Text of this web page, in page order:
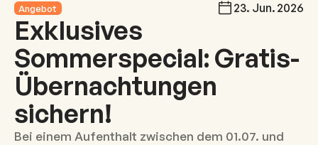
Angebot 23. Jun. 2026
Exklusives
Sommerspecial: Gratis-
Übernachtungen
sichern!
Bei einem Aufenthalt zwischen dem 01.07. und